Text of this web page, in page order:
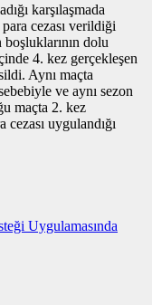
karşılaşmada
cezası verildiği
dolu
4. kez gerçekleşen
Aynı maçta
ve aynı sezon
maçta 2. kez
uygulandığı
Uygulamasında